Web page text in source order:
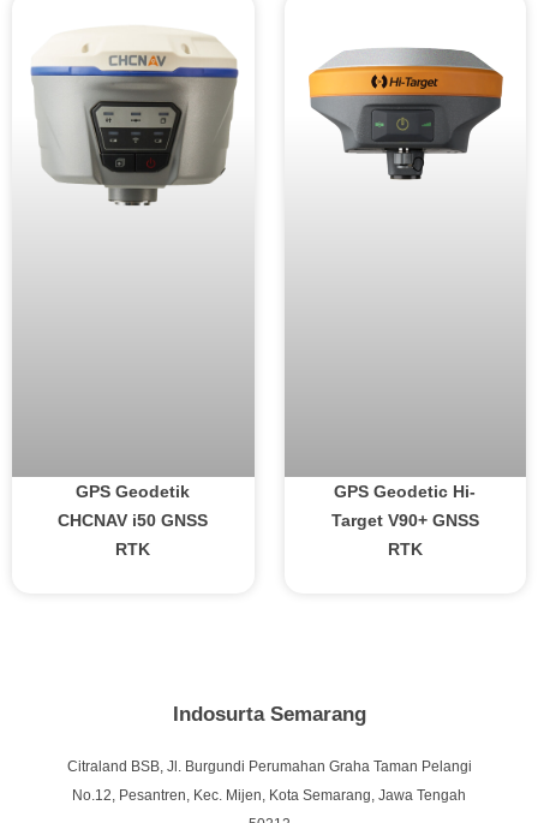
GPS Geodetik
CHCNAV i50 GNSS
RTK
GPS Geodetic Hi-
Target V90+ GNSS
RTK
Indosurta Semarang
Citraland BSB, Jl. Burgundi Perumahan Graha Taman Pelangi
No.12, Pesantren, Kec. Mijen, Kota Semarang, Jawa Tengah